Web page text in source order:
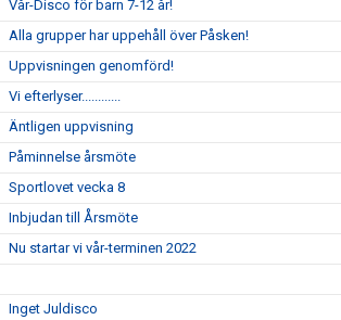
Vår-Disco för barn 7-12 år!
Alla grupper har uppehåll över Påsken!
Uppvisningen genomförd!
Vi efterlyser............
Äntligen uppvisning
Påminnelse årsmöte
Sportlovet vecka 8
Inbjudan till Årsmöte
Nu startar vi vår-terminen 2022
Inget Juldisco